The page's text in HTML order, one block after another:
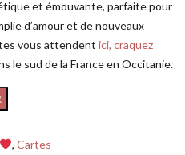
et émouvante, parfaite pour
d’amour et de nouveaux
vous attendent ici, craquez
le sud de la France en Occitanie.
, Cartes